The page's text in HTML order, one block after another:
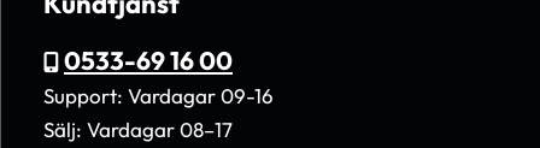
0533-69 16 00
Support: Vardagar 09-16
Sälj: Vardagar 08–17